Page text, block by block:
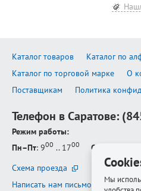
Каталог товаров
Каталог по
Каталог по торговой марке
О
Поставщикам
Политика
Телефон в Саратове:
Режим работы:
Пн–Пт: 900 .. 1700 Сб–Вс
Схема проезда
Написать нам письмо
Мы